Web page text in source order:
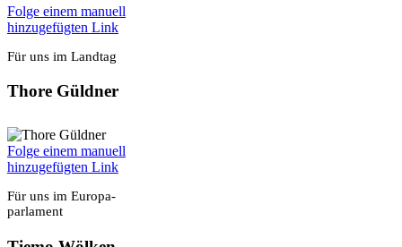
Fol­ge einem manu­ell
hin­zu­ge­füg­ten Link
Für uns im Land­tag
Tho­re Güld­ner
Fol­ge einem manu­ell
hin­zu­ge­füg­ten Link
Für uns im Euro­pa­
par­la­ment